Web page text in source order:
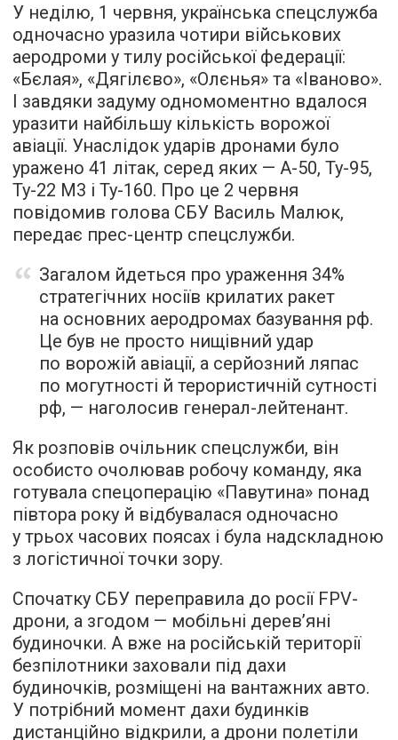
У неділю, 1 червня, українська спецслужба
одночасно уразила чотири військових
аеродроми у тилу російської федерації:
«Бєлая», «Дягілєво», «Олєнья» та «Іваново».
І завдяки задуму одномоментно вдалося
уразити найбільшу кількість ворожої
авіації. Унаслідок ударів дронами було
уражено 41 літак, серед яких — А-50, Ту-95,
Ту-22 М3 і Ту-160. Про це 2 червня
повідомив голова СБУ Василь Малюк,
передає прес-центр спецслужби.
Загалом йдеться про ураження 34%
стратегічних носіїв крилатих ракет
на основних аеродромах базування рф.
Це був не просто нищівний удар
по ворожій авіації, а серйозний ляпас
по могутності й терористичній сутності
рф, — наголосив генерал-лейтенант.
Як розповів очільник спецслужби, він
особисто очолював робочу команду, яка
готувала спецоперацію «Павутина» понад
півтора року й відбувалася одночасно
у трьох часових поясах і була надскладною
з логістичної точки зору.
Спочатку СБУ переправила до росії FPV-
дрони, а згодом — мобільні деревʼяні
будиночки. А вже на російській території
безпілотники заховали під дахи
будиночків, розміщені на вантажних авто.
У потрібний момент дахи будинків
дистанційно відкрили, а дрони полетіли